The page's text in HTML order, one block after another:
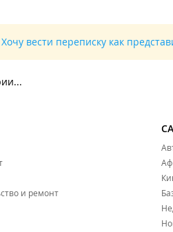
Хочу вести переписку как
и ремонт